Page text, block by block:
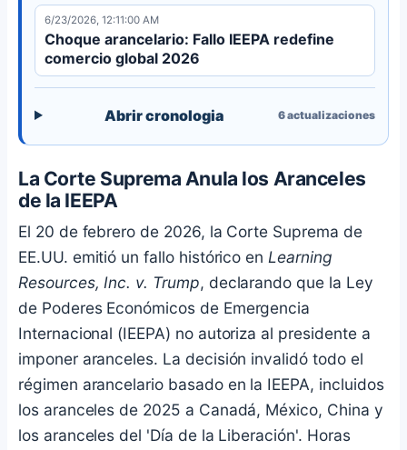
6/23/2026, 12:11:00 AM
Choque arancelario: Fallo IEEPA redefine
comercio global 2026
Abrir cronologia 6actualizaciones
La Corte Suprema Anula los Aranceles
de la IEEPA
El 20 de febrero de 2026, la Corte Suprema de
EE.UU. emitió un fallo histórico enLearning
Resources, Inc. v. Trump, declarando que la Ley
de Poderes Económicos de Emergencia
Internacional (IEEPA) no autoriza al presidente a
imponer aranceles. La decisión invalidó todo el
régimen arancelario basado en la IEEPA, incluidos
los aranceles de 2025 a Canadá, México, China y
los aranceles del 'Día de la Liberación'. Horas